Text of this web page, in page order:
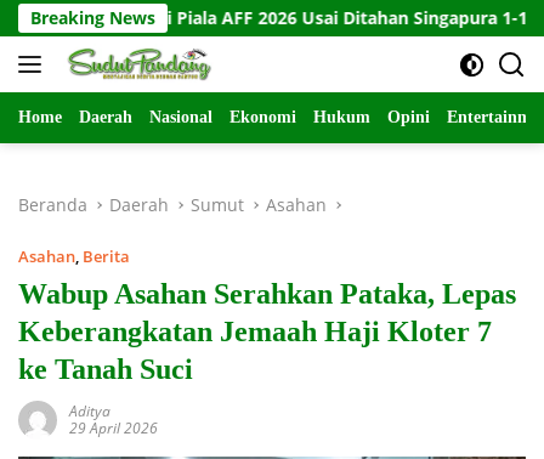
Langsung
ke
konten
Breaking News
di Piala AFF 2026 Usai Ditahan Singapura 1-1 10
Home Daerah Nasional Ekonomi Hukum Opini
Beranda Daerah Sumut Asahan
Asahan, Berita
Wabup Asahan Serahkan Pataka, Lepas
Keberangkatan Jemaah Haji Kloter 7
ke Tanah Suci
Aditya
29 April 2026